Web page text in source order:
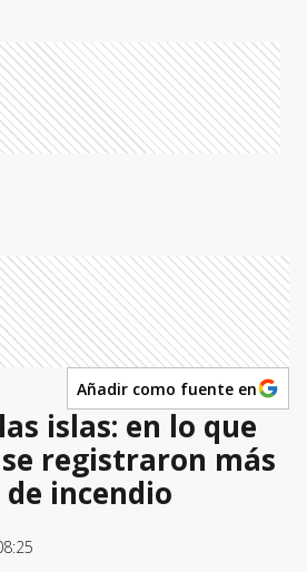
Añadir como fuente en
islas: en lo que
registraron más
incendio